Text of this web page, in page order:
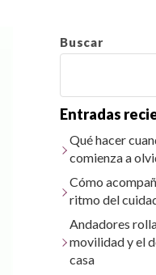
Buscar
Entradas
Qué hacer
comienza a
Cómo
ritmo del
Andadores
movilidad y el
casa